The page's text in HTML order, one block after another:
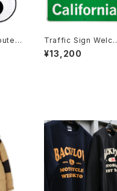
Traffic Sign Welco
me to CALIFORNIA
¥13,200